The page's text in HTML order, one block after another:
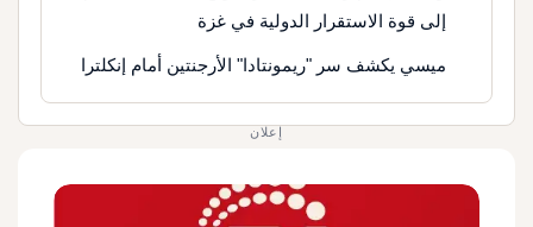
إلى قوة الاستقرار الدولية في غزة
ميسي يكشف سر "ريمونتادا" الأرجنتين أمام إنكلترا
إعلان